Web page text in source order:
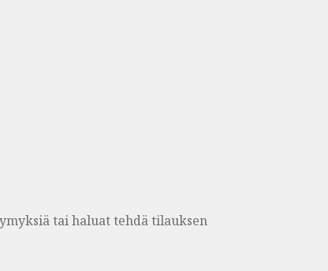
tai haluat tehdä tilauksen